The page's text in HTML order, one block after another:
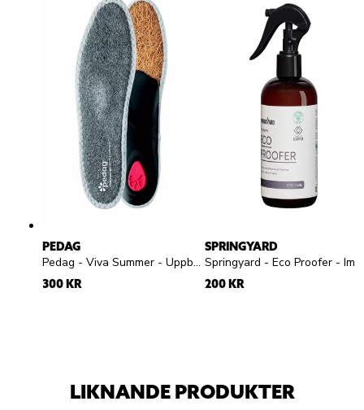
PEDAG
Pedag - Viva Summer - Uppbyggd frottésula
300 KR
SPRINGYARD
200 KR
LIKNANDE PRODUKTER